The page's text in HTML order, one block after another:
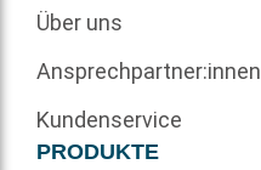
Über uns
Ansprechpartner:innen
Kundenservice
PRODUKTE